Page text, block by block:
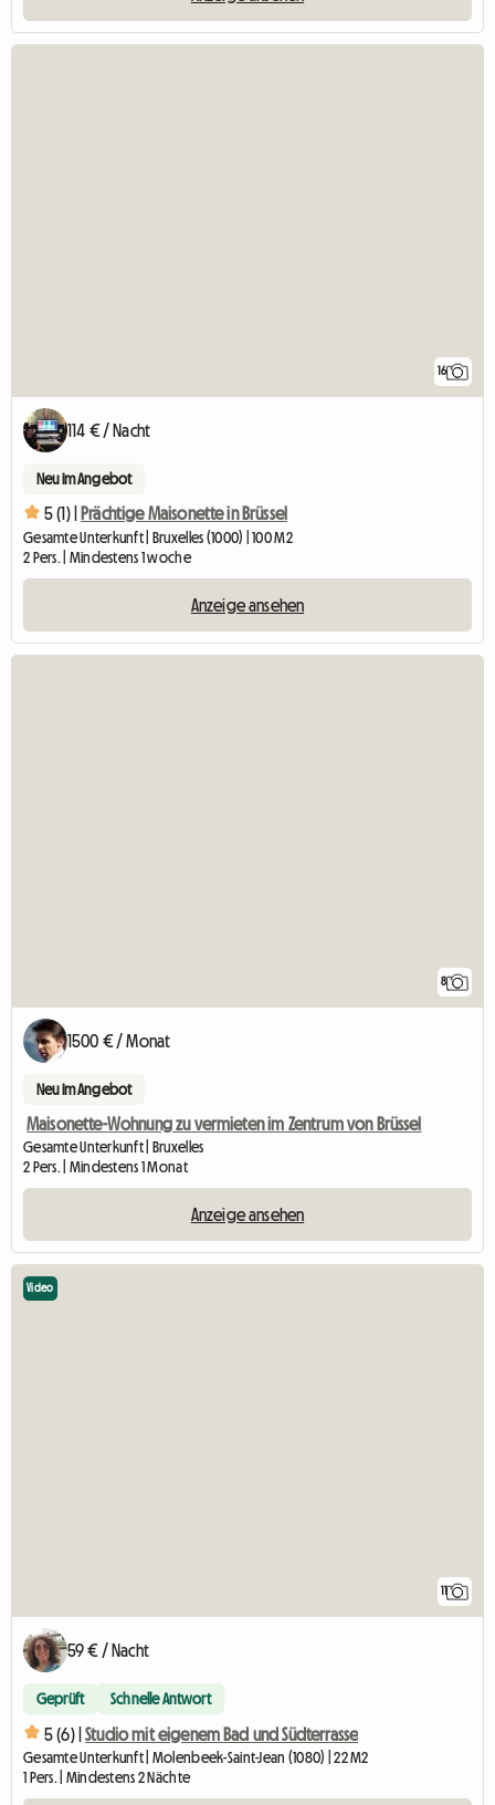
16
114 € / Nacht
Neu im Angebot
5 (1) | Prächtige Maisonette in Brüssel
Gesamte Unterkunft | Bruxelles (1000) | 100 M2
2 Pers. | Mindestens 1 woche
Anzeige ansehen
8
1500 € / Monat
Neu im Angebot
Maisonette-Wohnung zu vermieten im Zentrum von Brüssel
Gesamte Unterkunft | Bruxelles
2 Pers. | Mindestens 1 Monat
Anzeige ansehen
11
Video
59 € / Nacht
Geprüft Schnelle Antwort
5 (6) | Studio mit eigenem Bad und Südterrasse
Gesamte Unterkunft | Molenbeek-Saint-Jean (1080) | 22 M2
1 Pers. | Mindestens 2 Nächte